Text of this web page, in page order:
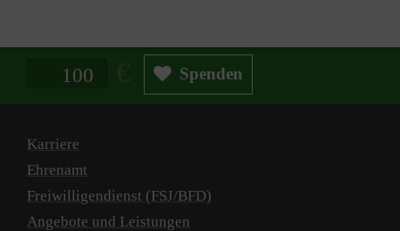
Spendenbetrag in Euro Spenden
Karriere
Ehrenamt
Freiwilligendienst (FSJ/BFD)
Angebote und Leistungen